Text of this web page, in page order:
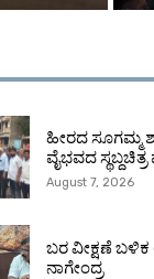
ಹೀರದ ಸೂಗಮ್ಮ
ವೈಭವದ
August 7, 2026
ಬರ ವೀಕ್ಷಣೆ
ನಾಗೇಂದ್ರ